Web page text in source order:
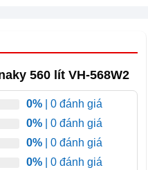
560 lít VH-568W2
0% | 0 đánh giá
0% | 0 đánh giá
0% | 0 đánh giá
0% | 0 đánh giá